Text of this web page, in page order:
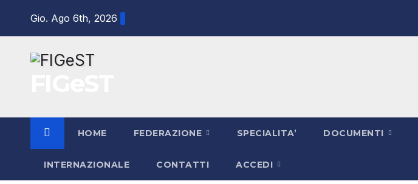
Gio. Ago 6th, 2026
HOME FEDERAZIONE SPECIALITA’ DOCUMENTI
INTERNAZIONALE CONTATTI ACCEDI